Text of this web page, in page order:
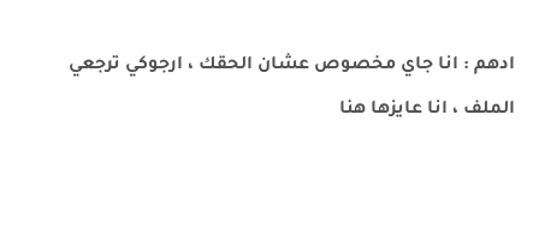
ادهم : انا جاي مخصوص عشان الحقك ، ارجوكي ترجعي
الملف ، انا عايزها هنا